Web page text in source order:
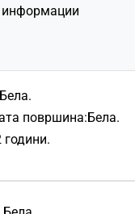
површина:Бела.
години.